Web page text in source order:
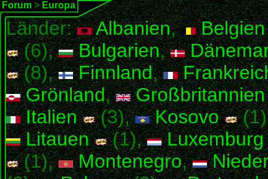
Forum > Europa
Länder: Albanien,
Belgien
(6),
Bulgarien,
(8),
Finnland,
Grönland,
Großbritannien
Italien
(3), Kosovo
Litauen
(1),
Luxemburg
(1),
Montenegro,